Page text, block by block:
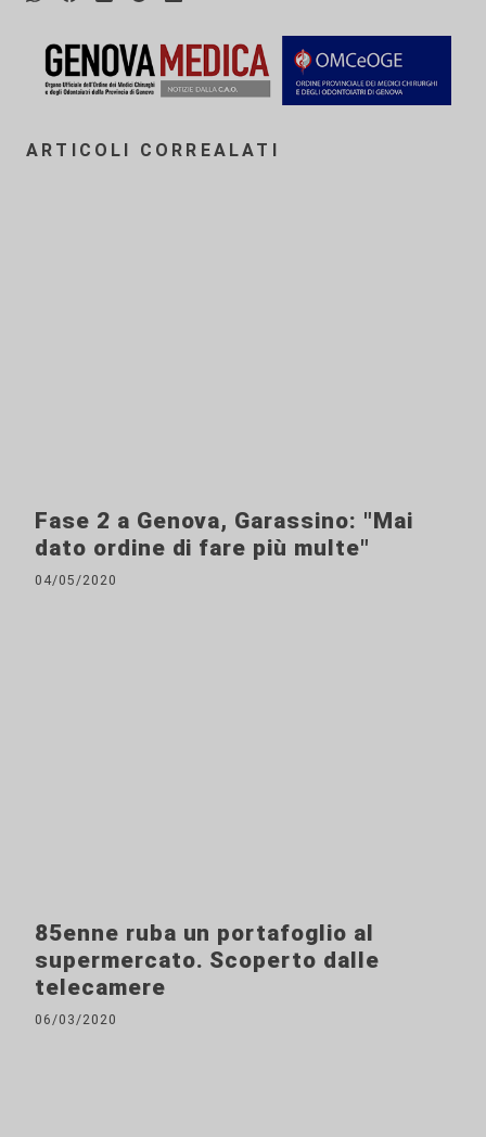
ARTICOLI CORREALATI
Fase 2 a Genova, Garassino: "Mai
dato ordine di fare più multe"
04/05/2020
85enne ruba un portafoglio al
supermercato. Scoperto dalle
telecamere
06/03/2020